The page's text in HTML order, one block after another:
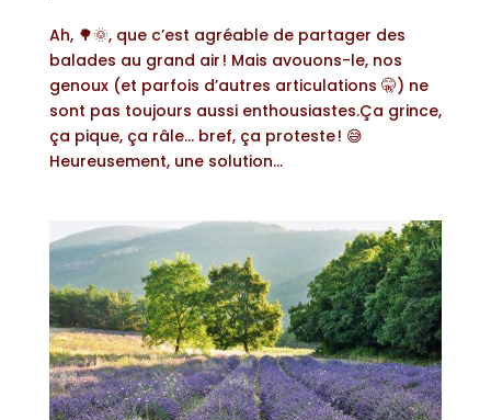
Ah, 🌳🌞, que c’est agréable de partager des
balades au grand air ! Mais avouons-le, nos
genoux (et parfois d’autres articulations 🤫) ne
sont pas toujours aussi enthousiastes.Ça grince,
ça pique, ça râle… bref, ça proteste ! 😅
Heureusement, une solution...